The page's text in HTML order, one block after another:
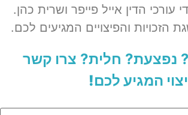
עורכי הדין אייל פייפר ושרית כהן.
הזכויות והפיצויים המגיעים לכם.
נפצעת? חלית?​ צרו קשר
המגיע לכם!